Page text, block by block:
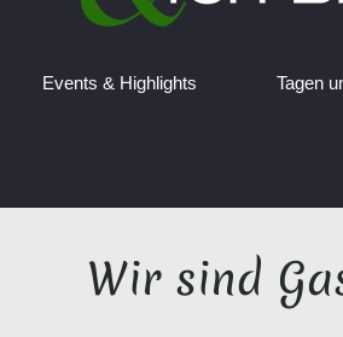
Events & Highlights Tagen
Wir sind